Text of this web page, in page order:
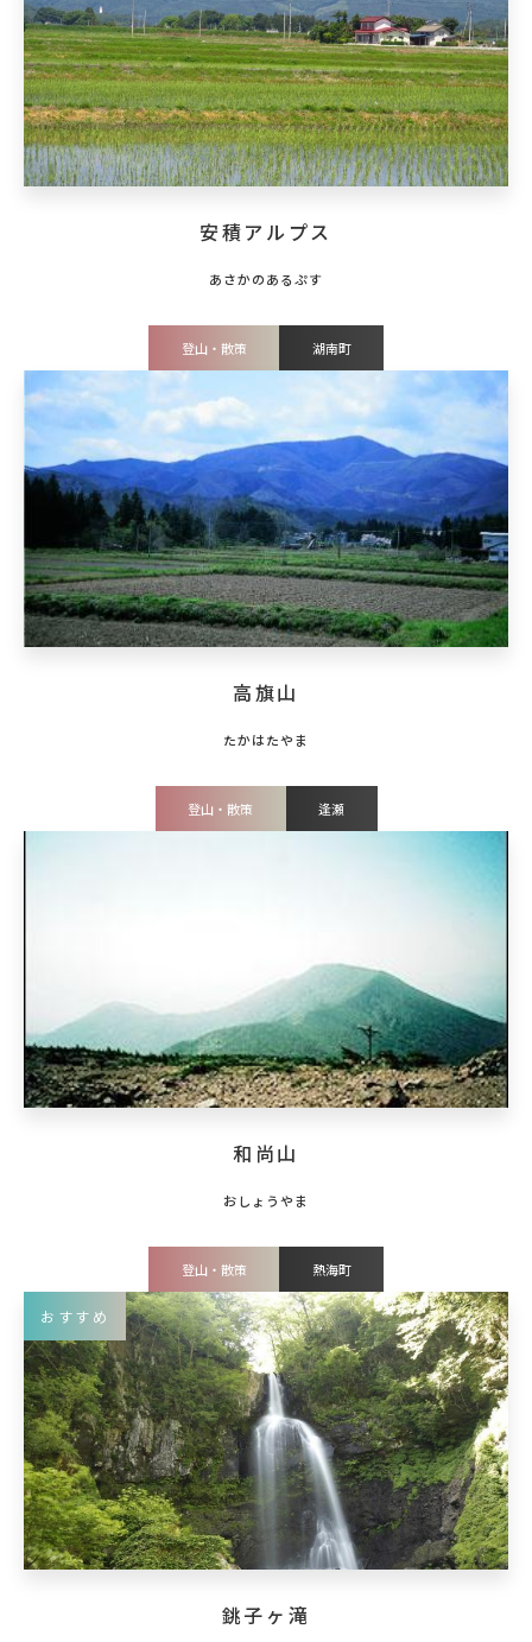
安積アルプス
登山・散策 湖南町
高旗山
登山・散策 逢瀬
和尚山
登山・散策 熱海町
おすすめ
銚子ヶ滝